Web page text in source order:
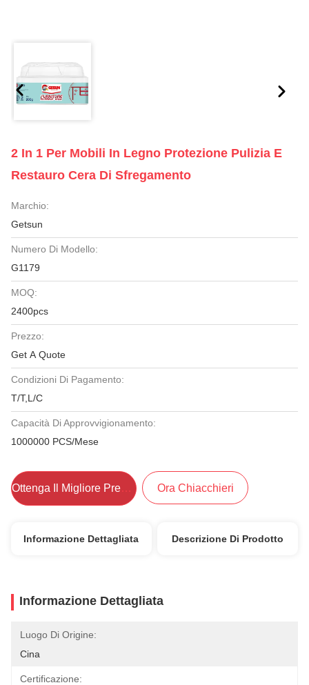
2 In 1 Per Mobili In Legno Protezione Pulizia E
Restauro Cera Di Sfregamento
Marchio:
Getsun
Numero Di Modello:
G1179
MOQ:
2400pcs
Prezzo:
Get A Quote
Condizioni Di Pagamento:
T/T,L/C
Capacità Di Approvvigionamento:
1000000 PCS/Mese
Ottenga Il Migliore Prezzo Ora Chiacchieri
Informazione Dettagliata Descrizione Di Prodotto
Informazione Dettagliata
Luogo Di Origine:
Cina
Certificazione: